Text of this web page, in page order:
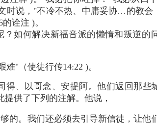
时说，"不冷不热、中庸妥协…的教
诠注 )。
如何解决新福音派的懒惰和叛逆的
"（使徒行传14:22 )。
得、以哥念、安提阿。他们返回那些
提供了下列的注解。他说，
的。我们还必须去引导新信徒，让他